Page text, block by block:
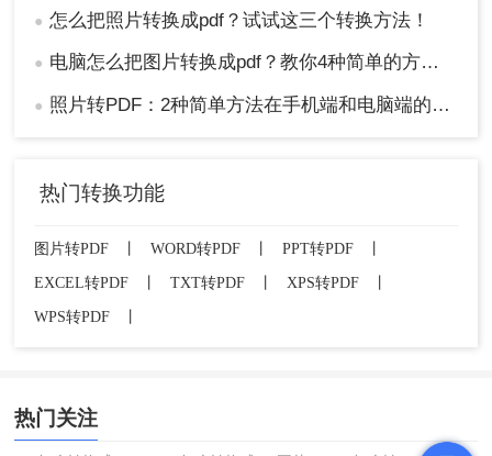
● 怎么把照片转换成pdf？试试这三个转换方法！
● 电脑怎么把图片转换成pdf？教你4种简单的方法！
● 照片转PDF：2种简单方法在手机端和电脑端的操作差异！
热门转换功能
图片转PDF WORD转PDF PPT转PDF
EXCEL转PDF
TXT转PDF XPS转PDF
WPS转PDF
热门关注